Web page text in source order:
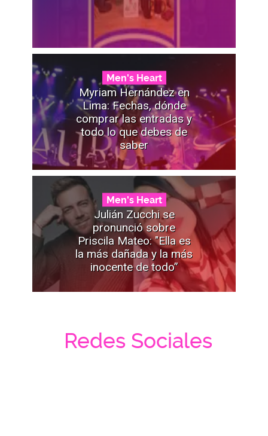
Men's Heart
Myriam Hernández en
Lima: Fechas, dónde
comprar las entradas y
todo lo que debes de
saber
Men's Heart
Julián Zucchi se
pronunció sobre
Priscila Mateo: "Ella es
la más dañada y la más
inocente de todo”
Redes Sociales